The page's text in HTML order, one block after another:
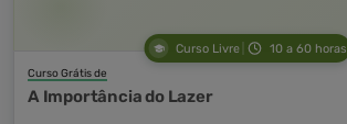
Curso Livre 10 a 60 horas
Curso Grátis de
A Importância do Lazer